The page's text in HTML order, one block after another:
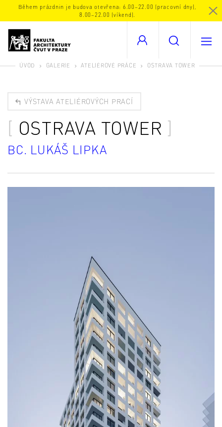
Během prázdnin je budova otevřena: 6.00–22.00 (pracovní dny),
8.00–22.00 (víkend).
ÚVOD GALERIE ATELIÉROVÉ PRÁCE OSTRAVA TOWER
VÝSTAVA ATELIÉROVÝCH PRACÍ
OSTRAVA TOWER
BC. LUKÁŠ LIPKA